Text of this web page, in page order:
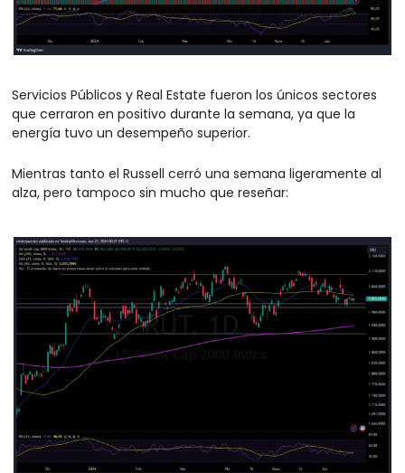
Servicios Públicos y Real Estate fueron los únicos sectores
que cerraron en positivo durante la semana, ya que la
energía tuvo un desempeño superior.
Mientras tanto el Russell cerró una semana ligeramente al
alza, pero tampoco sin mucho que reseñar: